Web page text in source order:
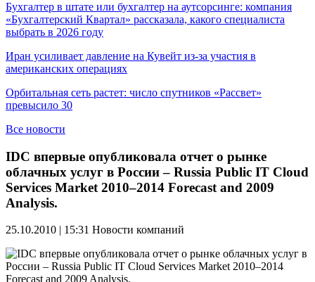
Бухгалтер в штате или бухгалтер на аутсорсинге: компания
«Бухгалтерский Квартал» рассказала, какого специалиста
выбрать в 2026 году
Иран усиливает давление на Кувейт из-за участия в
американских операциях
Орбитальная сеть растет: число спутников «Рассвет»
превысило 30
Все новости
IDC впервые опубликовала отчет о рынке
облачных услуг в России – Russia Public IT Cloud
Services Market 2010–2014 Forecast and 2009
Analysis.
25.10.2010 | 15:31 Новости компаний